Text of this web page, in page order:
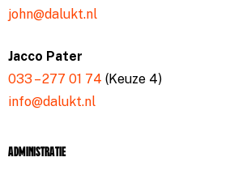
john@dalukt.nl
Jacco Pater
033 – 277 01 74 (Keuze 4)
info@dalukt.nl
Administratie